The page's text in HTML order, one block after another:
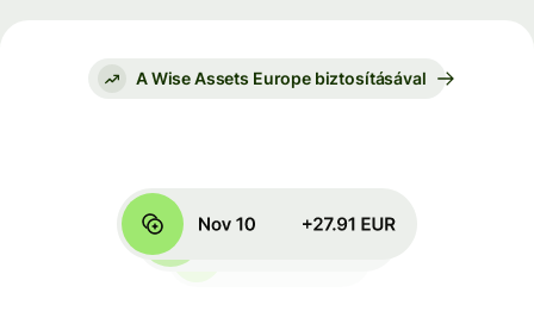
A Wise Assets Europe biztosításával